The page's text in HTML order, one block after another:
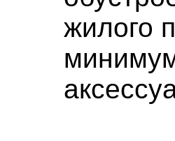
жилого